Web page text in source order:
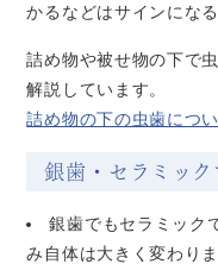
かるなどはサインにな
詰め物や被せ物の下で
解説しています。
詰め物の下の虫歯につ
銀歯・セラミッ
銀歯でもセラミック
み自体は大きく変わりま